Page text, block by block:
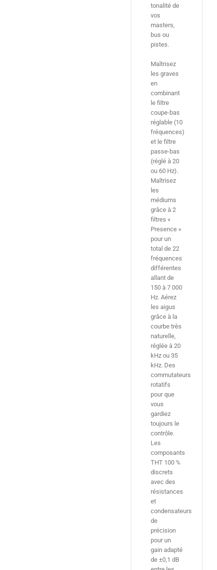
tonalité de
vos
masters,
bus ou
pistes.
Maîtrisez
les graves
en
combinant
le filtre
coupe-bas
réglable (10
fréquences)
et le filtre
passe-bas
(réglé à 20
ou 60 Hz).
Maîtrisez
les
médiums
grâce à 2
filtres «
Presence »
pour un
total de 22
fréquences
différentes
allant de
150 à 7 000
Hz. Aérez
les aigus
grâce à la
courbe très
naturelle,
réglée à 20
kHz ou 35
kHz. Des
commutateurs
rotatifs
pour que
vous
gardiez
toujours le
contrôle.
Les
composants
THT 100 %
discrets
avec des
résistances
et
condensateurs
de
précision
pour un
gain adapté
de ±0,1 dB